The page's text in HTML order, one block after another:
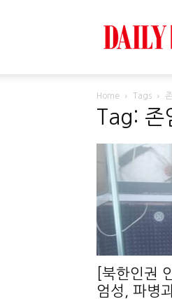
Home Tags
Tag: 존
[북한인권
엄성, 파병